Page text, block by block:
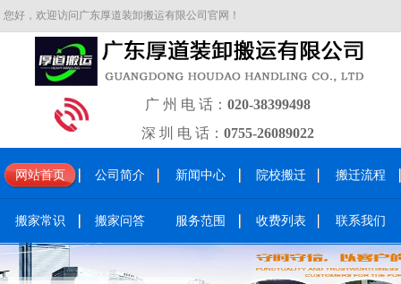
您好，欢迎访问广东厚道装卸搬运有限公司官网！
广 州 电 话： 020-38399498
深 圳 电 话： 0755-26089022
网站首页 公司简介 新闻中心 院校搬迁 搬迁流程
搬家常识 搬家问答 服务范围 收费列表 联系我们